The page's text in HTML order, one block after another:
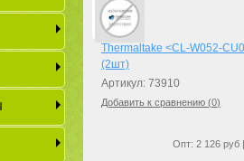
Thermaltake <CL-W052-
(2шт)
Артикул: 73910
Добавить к сравнению (0)
Опт: 2 126 руб